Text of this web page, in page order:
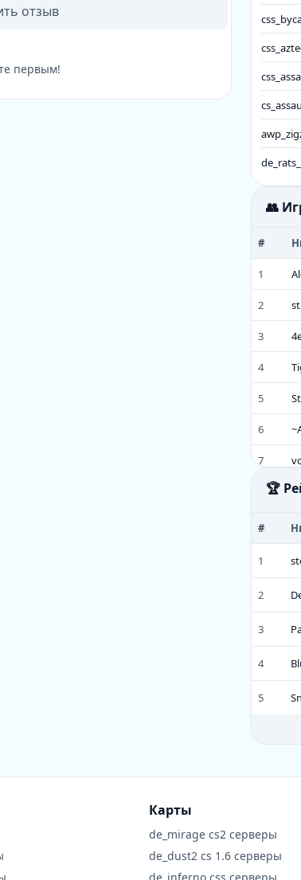
отзыв
первым!
👥
#
1
2
3
4
5
6
7
9
12
13
14
19
20
🏆
#
1
2
3
4
5
Карты
de_mirage cs2 серверы
de_dust2 cs 1.6 серверы